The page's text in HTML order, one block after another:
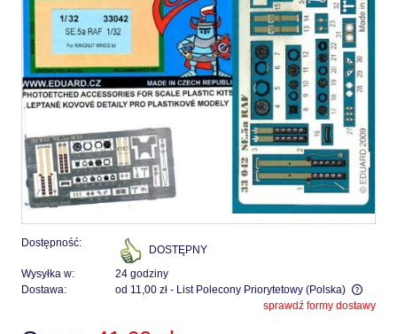
Dostępność:
DOSTĘPNY
Wysyłka w:
24 godziny
Dostawa:
od 11,00 zł - List Polecony Priorytetowy (Polska)
Cena nie zawiera ewentualnych kosztów płatnościsprawdź formy dostawy